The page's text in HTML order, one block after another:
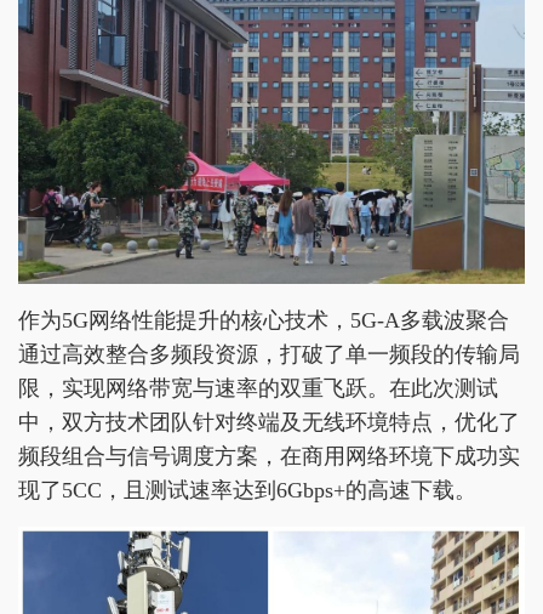
作为5G网络性能提升的核心技术，5G-A多载波聚合
通过高效整合多频段资源，打破了单一频段的传输局
限，实现网络带宽与速率的双重飞跃。在此次测试
中，双方技术团队针对终端及无线环境特点，优化了
频段组合与信号调度方案，在商用网络环境下成功实
现了5CC，且测试速率达到6Gbps+的高速下载。